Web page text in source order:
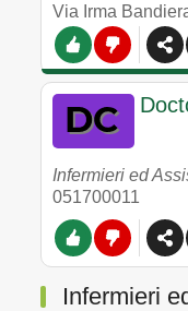
Via Irma
Infermieri ed
051700011
Infermieri